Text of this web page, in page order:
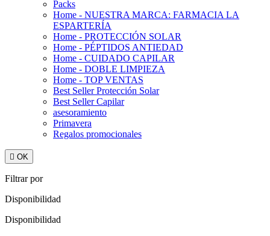
Packs
Home - NUESTRA MARCA: FARMACIA LA
ESPARTERÍA
Home - PROTECCIÓN SOLAR
Home - PÉPTIDOS ANTIEDAD
Home - CUIDADO CAPILAR
Home - DOBLE LIMPIEZA
Home - TOP VENTAS
Best Seller Protección Solar
Best Seller Capilar
asesoramiento
Primavera
Regalos promocionales
 OK
Filtrar por
Disponibilidad
Disponibilidad